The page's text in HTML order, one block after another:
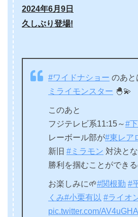
2024年6月9日
久しぶり登場!
#ワイドナショー のあと
ミライモンスター 🐣💫
このあと
フジテレビ系11:15～#
レーボール部が#東レア
新旧 #ミラモン 対決と
勝利を掴むことができ
お楽しみに🌱#関根勤 #
くみ#小栗有以 #ライオ
pic.twitter.com/